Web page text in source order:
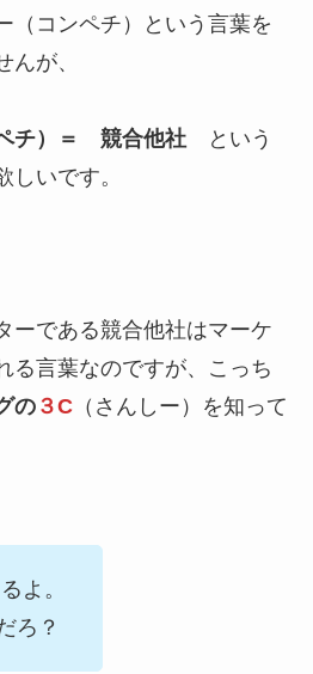
（コンペチ）という言葉を
んが、
チ）＝ 競合他社
という
しいです。
ーである競合他社はマーケ
る言葉なのですが、こっち
の３C（さんしー）を知って
よ。
ろ？